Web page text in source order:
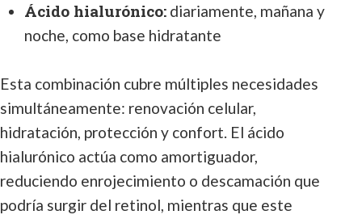
Ácido hialurónico: diariamente, mañana y
noche, como base hidratante
Esta combinación cubre múltiples necesidades
simultáneamente: renovación celular,
hidratación, protección y confort. El ácido
hialurónico actúa como amortiguador,
reduciendo enrojecimiento o descamación que
podría surgir del retinol, mientras que este